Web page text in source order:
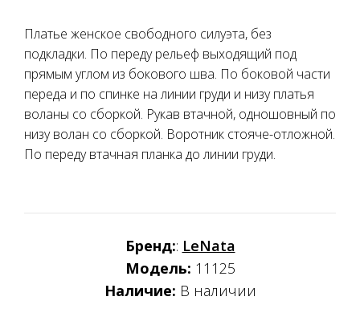
Платье женское свободного силуэта, без
подкладки. По переду рельеф выходящий под
прямым углом из бокового шва. По боковой части
переда и по спинке на линии груди и низу платья
воланы со сборкой. Рукав втачной, одношовный по
низу волан со сборкой. Воротник стояче-отложной.
По переду втачная планка до линии груди.
Бренд:: LeNata
Модель: 11125
Наличие: В наличии